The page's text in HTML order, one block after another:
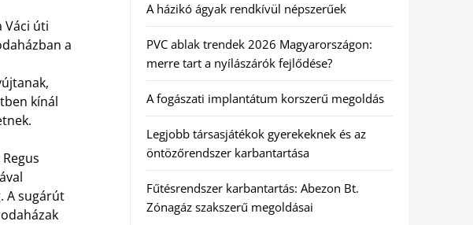
Váci úti
a
kínál
A sugárút
A házikó ágyak rendkívül népszerűek
PVC ablak trendek 2026 Magyarországon:
merre tart a nyílászárók fejlődése?
A fogászati implantátum korszerű megoldás
Legjobb társasjátékok gyerekeknek és az
öntözőrendszer karbantartása
Fűtésrendszer karbantartás: Abezon Bt.
Zónagáz szakszerű megoldásai